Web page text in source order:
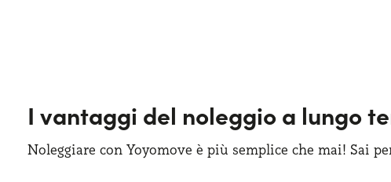
Fendinebbia anteriori
Bagagliaio: 0 lt
I vantaggi del noleggio a lungo
Noleggiare con Yoyomove è più semplice che mai! Sai